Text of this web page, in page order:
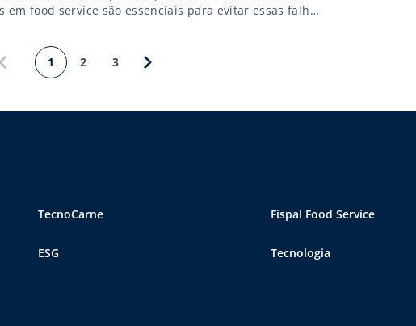
em food service são essenciais para evitar essas falhas
1 2 3
TecnoCarne Fispal Food Service
ESG Tecnologia